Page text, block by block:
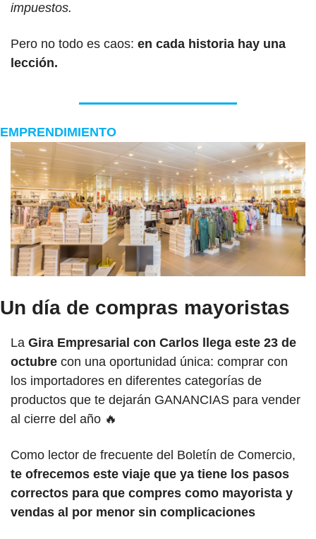
impuestos.
Pero no todo es caos: en cada historia hay una
lección.
EMPRENDIMIENTO
Un día de compras mayoristas
La Gira Empresarial con Carlos llega este 23 de
octubre con una oportunidad única: comprar con
los importadores en diferentes categorías de
productos que te dejarán GANANCIAS para vender
al cierre del año 🔥
Como lector de frecuente del Boletín de Comercio,
te ofrecemos este viaje que ya tiene los pasos
correctos para que compres como mayorista y
vendas al por menor sin complicaciones